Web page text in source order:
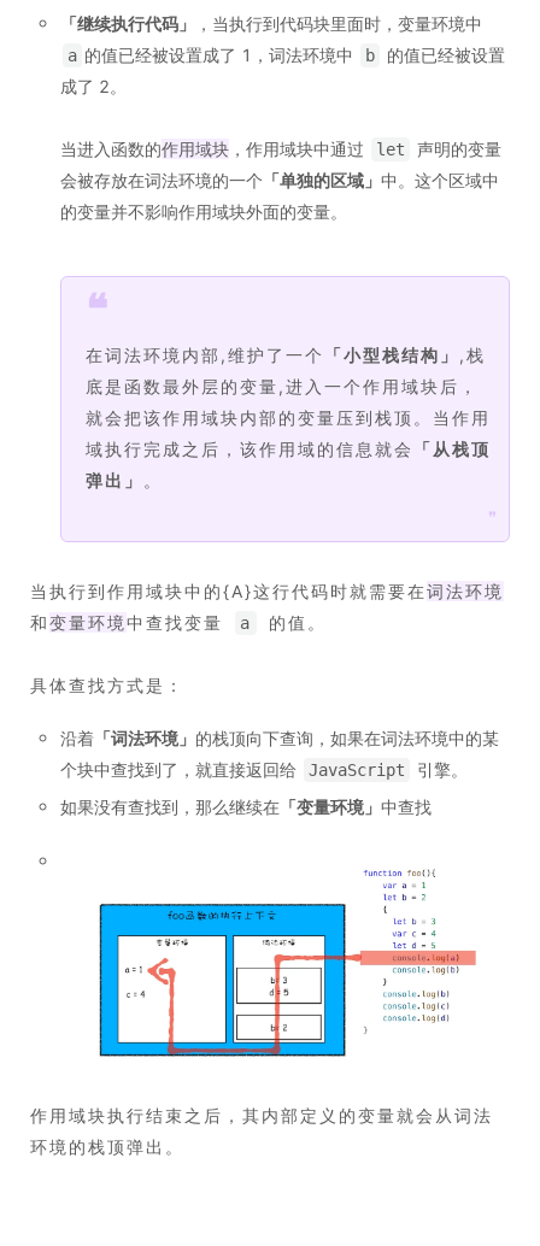
「继续执行代码 」 ，当执行到代码块里面时，变量环境中
a 的值已经被设置成了 1，词法环境中 b
的值已经被设置
成了 2。
当进入函数的作用域块 ，作用域块中通过 let
声明的变量
会被存放在词法环境的一个 「单独的区域 」 中。这个区域中
的变量并不影响作用域块外面的变量。
❝
在词法环境内部,维护了一个 「小型栈结构 」 ,栈
底是函数最外层的变量,进入一个作用域块后，
就会把该作用域块内部的变量压到栈顶。当作用
域执行完成之后，该作用域的信息就会
「从栈顶
弹出 」 。
❞
当执行到作用域块中的{A}这行代码时就需要在词法环境
和变量环境中查找变量 a 的值。
具体查找方式是：
沿着 「词法环境 」 的栈顶向下查询，如果在词法环境中的某
个块中查找到了，就直接返回给
JavaScript
引擎。
如果没有查找到，那么继续在 「变量环境 」 中查找
作用域块执行结束之后，其内部定义的变量就会从词法
环境的栈顶弹出。